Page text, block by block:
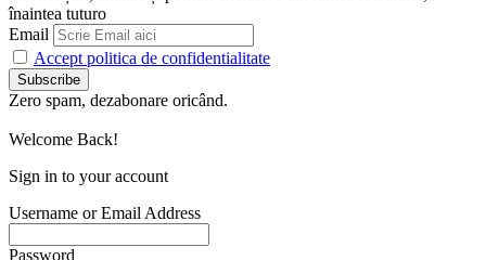
înaintea tuturo
Email
Accept politica de confidentialitate
Zero spam, dezabonare oricând.
Welcome Back!
Sign in to your account
Username or Email Address
Password